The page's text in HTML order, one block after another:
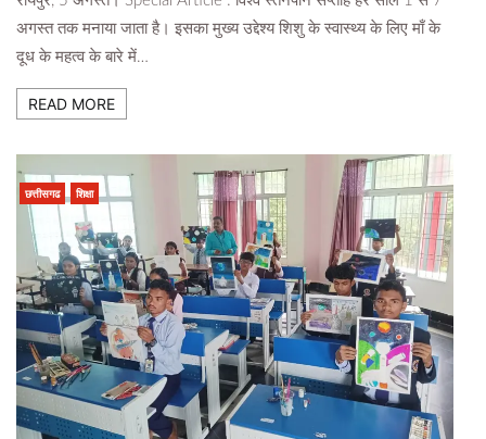
अगस्त तक मनाया जाता है। इसका मुख्य उद्देश्य शिशु के स्वास्थ्य के लिए माँ के
दूध के महत्व के बारे में…
READ MORE
छत्तीसगढ शिक्षा